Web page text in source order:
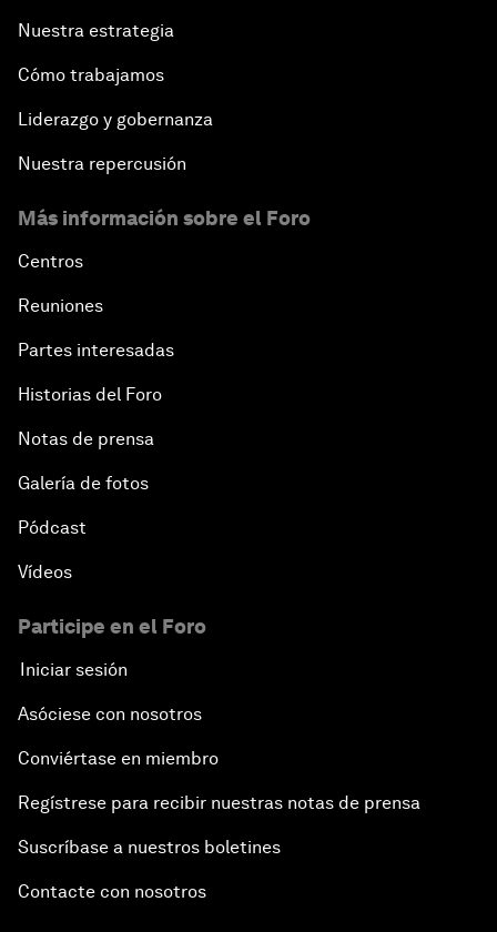
Nuestra estrategia
Cómo trabajamos
Liderazgo y gobernanza
Nuestra repercusión
Más información sobre el Foro
Centros
Reuniones
Partes interesadas
Historias del Foro
Notas de prensa
Galería de fotos
Pódcast
Vídeos
Participe en el Foro
Iniciar sesión
Asóciese con nosotros
Conviértase en miembro
Regístrese para recibir nuestras notas de prensa
Suscríbase a nuestros boletines
Contacte con nosotros